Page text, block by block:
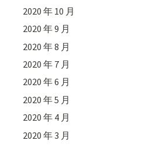
2020 年 10 月
2020 年 9 月
2020 年 8 月
2020 年 7 月
2020 年 6 月
2020 年 5 月
2020 年 4 月
2020 年 3 月